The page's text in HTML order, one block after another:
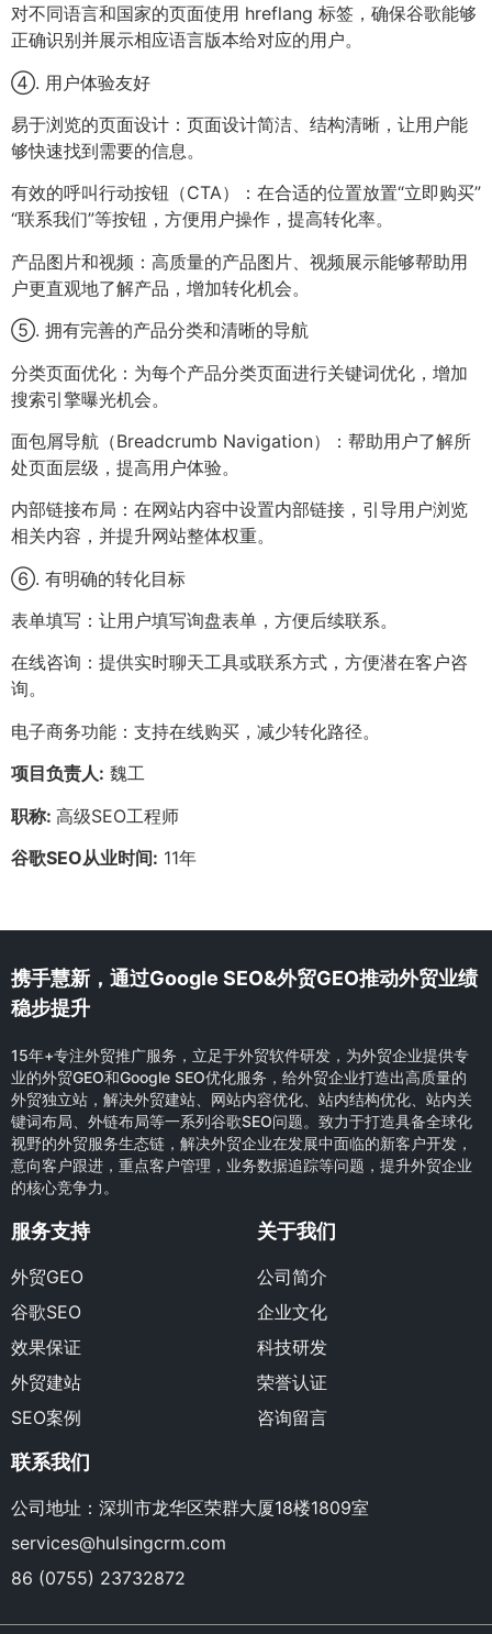
对不同语言和国家的页面使用 hreflang 标签，确保谷歌能够
正确识别并展示相应语言版本给对应的用户。
④. 用户体验友好
易于浏览的页面设计：页面设计简洁、结构清晰，让用户能
够快速找到需要的信息。
有效的呼叫行动按钮（CTA）：在合适的位置放置“立即购买”
“联系我们”等按钮，方便用户操作，提高转化率。
产品图片和视频：高质量的产品图片、视频展示能够帮助用
户更直观地了解产品，增加转化机会。
⑤. 拥有完善的产品分类和清晰的导航
分类页面优化：为每个产品分类页面进行关键词优化，增加
搜索引擎曝光机会。
面包屑导航（Breadcrumb Navigation）：帮助用户了解所
处页面层级，提高用户体验。
内部链接布局：在网站内容中设置内部链接，引导用户浏览
相关内容，并提升网站整体权重。
⑥. 有明确的转化目标
表单填写：让用户填写询盘表单，方便后续联系。
在线咨询：提供实时聊天工具或联系方式，方便潜在客户咨
询。
电子商务功能：支持在线购买，减少转化路径。
项目负责人: 魏工
职称: 高级SEO工程师
谷歌SEO从业时间: 11年
携手慧新，通过Google SEO&外贸GEO推动外贸业绩
稳步提升
15年+专注外贸推广服务，立足于外贸软件研发，为外贸企业提供专
业的外贸GEO和Google SEO优化服务，给外贸企业打造出高质量的
外贸独立站，解决外贸建站、网站内容优化、站内结构优化、站内关
键词布局、外链布局等一系列谷歌SEO问题。致力于打造具备全球化
视野的外贸服务生态链，解决外贸企业在发展中面临的新客户开发，
意向客户跟进，重点客户管理，业务数据追踪等问题，提升外贸企业
的核心竞争力。
服务支持
外贸GEO
谷歌SEO
效果保证
外贸建站
SEO案例
关于我们
公司简介
企业文化
科技研发
荣誉认证
咨询留言
联系我们
公司地址：深圳市龙华区荣群大厦18楼1809室
services@hulsingcrm.com
86 (0755) 23732872